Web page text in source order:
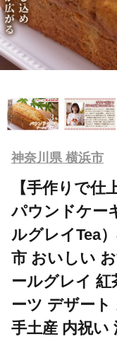
神奈川県 横浜市
【手作りで仕
パウンドケー
ルグレイTea
市 おいしい
ールグレイ 紅
ーツ デザート
手土産 内祝い